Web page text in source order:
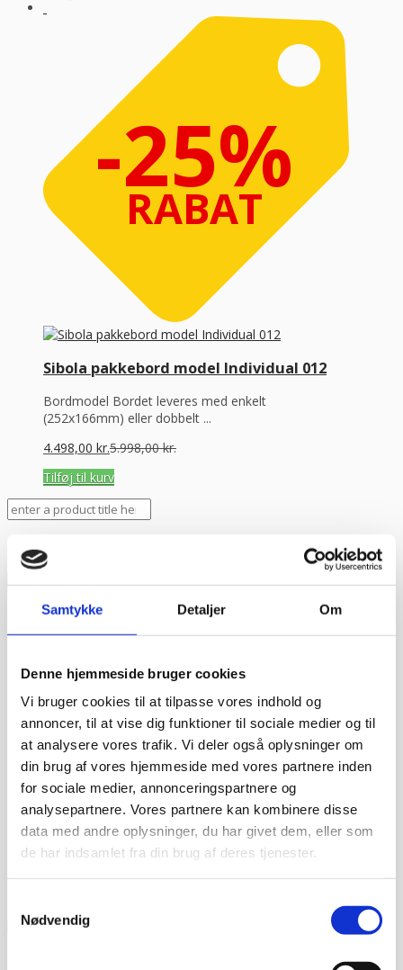
Samtykke Detaljer Om
Denne hjemmeside bruger cookies
Vi bruger cookies til at tilpasse vores indhold og
annoncer, til at vise dig funktioner til sociale medier og til
at analysere vores trafik. Vi deler også oplysninger om
din brug af vores hjemmeside med vores partnere inden
for sociale medier, annonceringspartnere og
analysepartnere. Vores partnere kan kombinere disse
data med andre oplysninger, du har givet dem, eller som
de har indsamlet fra din brug af deres tjenester.
Nødvendig
-25%
RABAT
Sibola pakkebord model Individual 012
Bordmodel Bordet leveres med enkelt
(252x166mm) eller dobbelt ...
4.498,00 kr.5.998,00kr.
Tilføj til kurv
Filtrer efter pris
Kategori
Materiale
Egenskab
Kundetilfredshed
“Altid flinke og hjælpsom”
Vurderet af Georg
“Altid søde, hjælpsomme og kompetente !”
Vurderet af Læse
antik & retro
“Anette var rigtig sød, venlig og imødekommende kommende. Fik
en fejl levering og fik løst det i løbet af to sekunder. God arbejde
“Bestilte kl.13 og havde tingene dagen efter kl.10. God service ☺”
Vurderet af Heidi Buch Jensen
Vurderet af Käthe